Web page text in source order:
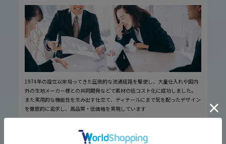
1974年の設立以来培ってきた圧倒的な流通経路を駆使し、大量仕入れや国内
外の生地メーカー様との共同開発などで素材の低コスト化に成功しました。
また実用的な機能性を生み出す仕立て、ディテールにまで気を配ったデザイン
を徹底的に追求し、高品質・低価格を実現しています
厳しい品質管理体制に基づく